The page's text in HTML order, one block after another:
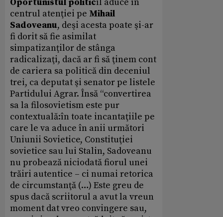
centrul atenţiei pe Mihail
Sadoveanu, deşi acesta poate şi-ar
fi dorit să fie asimilat
simpatizanţilor de stânga
radicalizaţi, dacă ar fi să ţinem cont
de cariera sa politică din deceniul
trei, ca deputat şi senator pe listele
Partidului Agrar. Însă “convertirea
sa la filosovietism este pur
contextuală:în toate incantaţiile pe
care le va aduce în anii următori
Uniunii Sovietice, Constituţiei
sovietice sau lui Stalin, Sadoveanu
nu probează niciodată fiorul unei
trăiri autentice – ci numai retorica
de circumstanţă (…) Este greu de
spus dacă scriitorul a avut la vreun
moment dat vreo convingere sau,